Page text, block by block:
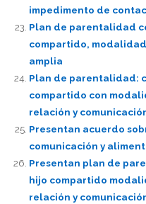
impedimento de
Plan de parentalidad
compartido,
amplia
Plan de parentalidad:
compartido con
relación y
Presentan acuerdo
comunicación y
Presentan plan de
hijo compartido
relación y